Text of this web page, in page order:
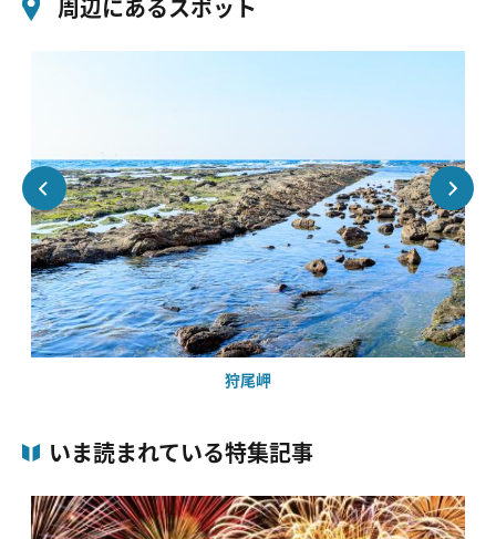
周辺にあるスポット
狩尾岬
いま読まれている特集記事